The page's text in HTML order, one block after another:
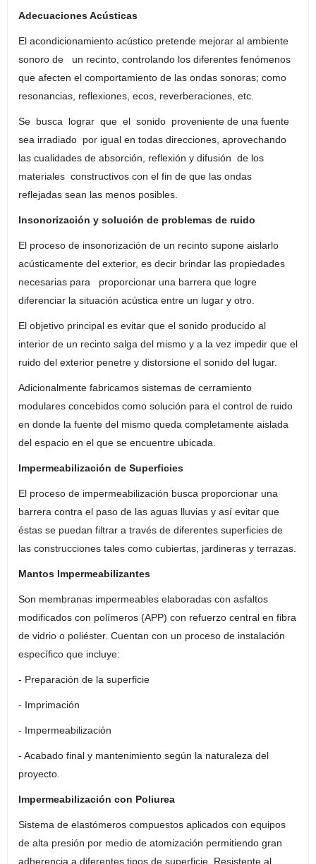
Adecuaciones Acústicas
El acondicionamiento acústico pretende mejorar al ambiente
sonoro de un recinto, controlando los diferentes fenómenos
que afecten el comportamiento de las ondas sonoras; como
resonancias, reflexiones, ecos, reverberaciones, etc.
Se busca lograr que el sonido proveniente de una fuente
sea irradiado por igual en todas direcciones, aprovechando
las cualidades de absorción, reflexión y difusión de los
materiales constructivos con el fin de que las ondas
reflejadas sean las menos posibles.
Insonorización y solución de problemas de ruido
El proceso de insonorización de un recinto supone aislarlo
acústicamente del exterior, es decir brindar las propiedades
necesarias para proporcionar una barrera que logre
diferenciar la situación acústica entre un lugar y otro.
El objetivo principal es evitar que el sonido producido al
interior de un recinto salga del mismo y a la vez impedir que el
ruido del exterior penetre y distorsione el sonido del lugar.
Adicionalmente fabricamos sistemas de cerramiento
modulares concebidos como solución para el control de ruido
en donde la fuente del mismo queda completamente aislada
del espacio en el que se encuentre ubicada.
Impermeabilización de Superficies
El proceso de impermeabilización busca proporcionar una
barrera contra el paso de las aguas lluvias y así evitar que
éstas se puedan filtrar a través de diferentes superficies de
las construcciones tales como cubiertas, jardineras y terrazas.
Mantos Impermeabilizantes
Son membranas impermeables elaboradas con asfaltos
modificados con polímeros (APP) con refuerzo central en fibra
de vidrio o poliéster. Cuentan con un proceso de instalación
específico que incluye:
- Preparación de la superficie
- Imprimación
- Impermeabilización
- Acabado final y mantenimiento según la naturaleza del
proyecto.
Impermeabilización con Poliurea
Sistema de elastómeros compuestos aplicados con equipos
de alta presión por medio de atomización permitiendo gran
adherencia a diferentes tipos de superficie. Resistente al